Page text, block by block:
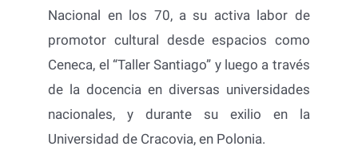
Nacional en los 70, a su activa labor de
promotor cultural desde espacios como
Ceneca, el “Taller Santiago” y luego a través
de la docencia en diversas universidades
nacionales, y durante su exilio en la
Universidad de Cracovia, en Polonia.